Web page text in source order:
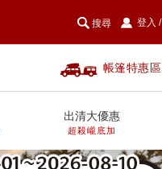
登入 /
帳篷特惠區
搜尋
出清大優惠
超殺巄底加